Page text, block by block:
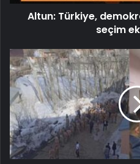
Altun: Türkiye,
seçim